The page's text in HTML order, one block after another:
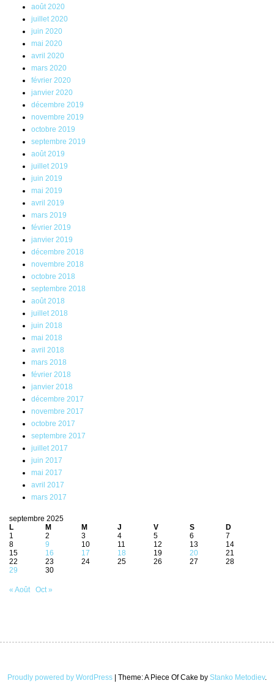
août 2020
juillet 2020
juin 2020
mai 2020
avril 2020
mars 2020
février 2020
janvier 2020
décembre 2019
novembre 2019
octobre 2019
septembre 2019
août 2019
juillet 2019
juin 2019
mai 2019
avril 2019
mars 2019
février 2019
janvier 2019
décembre 2018
novembre 2018
octobre 2018
septembre 2018
août 2018
juillet 2018
juin 2018
mai 2018
avril 2018
mars 2018
février 2018
janvier 2018
décembre 2017
novembre 2017
octobre 2017
septembre 2017
juillet 2017
juin 2017
mai 2017
avril 2017
mars 2017
septembre 2025
L
M M J V S
D
1
2 3 4 5 6
7
8
9 10 11 12 13
14
15
16 17 18 19 20
21
22
23 24 25 26 27
28
29
30
« Août Oct »
Proudly powered by WordPress Theme: A Piece Of Cake by Stanko Metodiev.